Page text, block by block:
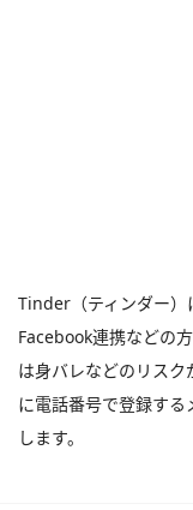
Tinder（ティンダー）
Facebook連携などの
は身バレなどのリス
に電話番号で登録す
します。